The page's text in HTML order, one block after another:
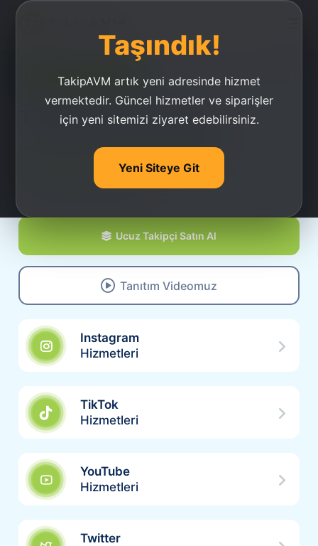
Taşındık!
TakipAVM artık yeni adresinde hizmet
vermektedir. Güncel hizmetler ve siparişler
için yeni sitemizi ziyaret edebilirsiniz.
Yeni Siteye Git
Ucuz Takipçi Satın Al
Türkiye’nin En Ucuz
Sosyal Medya Ajansı
Ucuz Takipçi Satın Al
Tanıtım Videomuz
Instagram
Hizmetleri
TikTok
Hizmetleri
YouTube
Hizmetleri
Twitter